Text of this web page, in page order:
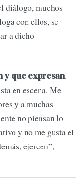
diálogo, muchos
con ellos, se
a dicho
y que expresan.
en escena. Me
y a muchas
no piensan lo
y no me gusta el
ejercen”,